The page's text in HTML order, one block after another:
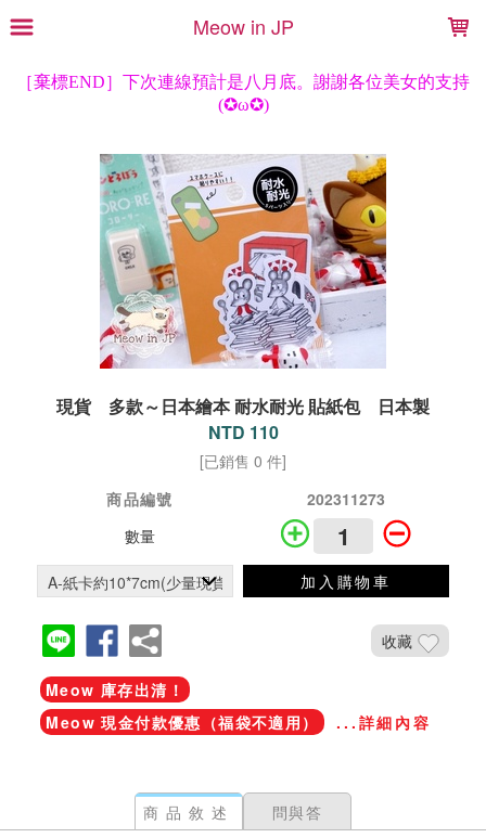
Meow in JP
現貨 多款～日本繪本 耐水耐光 貼紙包 日本製
NTD 110
[已銷售 0 件]
商品編號
202311273
數量
加入購物車
收藏
Meow 庫存出清！
Meow 現金付款優惠（福袋不適用）
...詳細內容
商品敘述 問與答